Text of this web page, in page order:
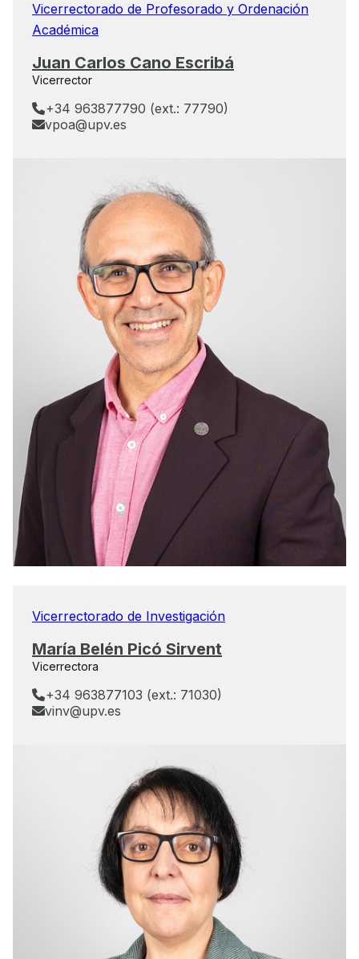
Vicerrectorado de Profesorado y Ordenación
Académica
Juan Carlos Cano Escribá
Vicerrector
+34 963877790 (ext.: 77790)
vpoa@upv.es
Vicerrectorado de Investigación
María Belén Picó Sirvent
Vicerrectora
+34 963877103 (ext.: 71030)
vinv@upv.es